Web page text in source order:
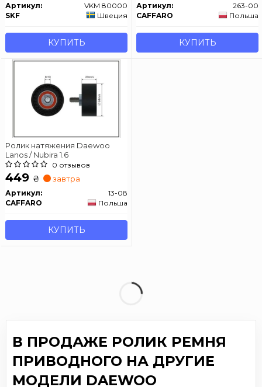
Артикул:
VKM 80000
SKF
Швеция
КУПИТЬ
Артикул:
263-00
CAFFARO
Польша
КУПИТЬ
Ролик натяжения Daewoo
Lanos / Nubira 1.6
0 отзывов
449 ₴ завтра
Артикул:
13-08
CAFFARO
Польша
КУПИТЬ
В ПРОДАЖЕ РОЛИК РЕМНЯ
ПРИВОДНОГО НА ДРУГИЕ
МОДЕЛИ DAEWOO